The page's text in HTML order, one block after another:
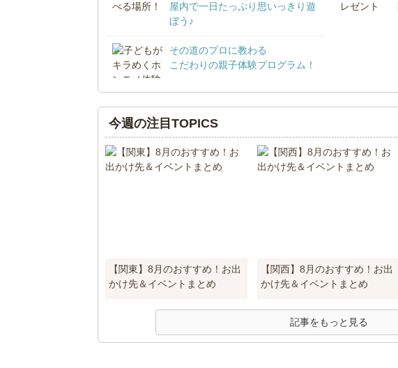
屋内で一日たっぷり思いっきり遊
ぼう♪
その道のプロに教わる
こだわりの親子体験プログラム！
今週の注目TOPICS
【関東】8月のおすすめ！お出
かけ先＆イベントまとめ
【関西】8月のおすすめ！お出
かけ先＆イベントまとめ
記事をもっと見る